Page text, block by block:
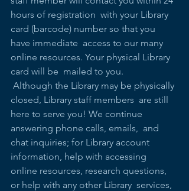
hours of registration  with your Library
card (barcode) number so that you
have immediate  access to our many
online resources. Your physical Library
card will be  mailed to you.
closed, Library staff members  are still
here to serve you! We continue
answering phone calls, emails,  and
chat inquiries; for Library account
information, help with accessing
online resources, research questions,
or help with any other Library  services,